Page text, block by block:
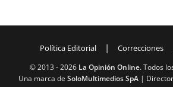
Política Editorial | Correcciones
© 2013 -2026 La Opinión Online. Todos
Una marca de SoloMultimedios SpA| Director